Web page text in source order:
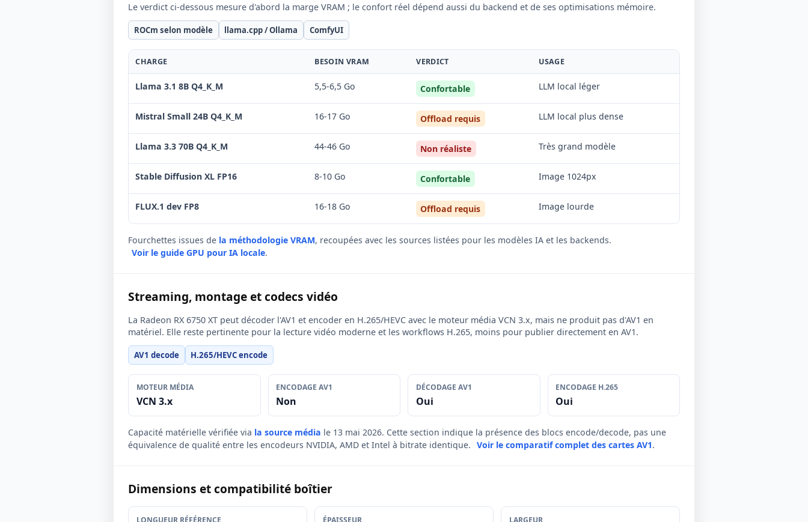
Le verdict ci-dessous mesure d'abord la marge VRAM ; le confort réel dépend aussi du backend et de ses optimisations mémoire.
ROCm selon modèle llama.cpp / Ollama ComfyUI
CHARGE BESOIN VRAM VERDICT USAGE
Llama 3.1 8B Q4_K_M 5,5-6,5 Go Confortable LLM local léger
Mistral Small 24B Q4_K_M 16-17 Go Offload requis LLM local plus dense
Llama 3.3 70B Q4_K_M 44-46 Go Non réaliste Très grand modèle
Stable Diffusion XL FP16 8-10 Go Confortable Image 1024px
FLUX.1 dev FP8 16-18 Go Offload requis Image lourde
Fourchettes issues de la méthodologie VRAM, recoupées avec les sources listées pour les modèles IA et les backends.
Voir le guide GPU pour IA locale.
Streaming, montage et codecs vidéo
La Radeon RX 6750 XT peut décoder l'AV1 et encoder en H.265/HEVC avec le moteur média VCN 3.x, mais ne produit pas d'AV1 en
matériel. Elle reste pertinente pour la lecture vidéo moderne et les workflows H.265, moins pour publier directement en AV1.
AV1 decode H.265/HEVC encode
MOTEUR MÉDIA
VCN 3.x
ENCODAGE AV1
Non
DÉCODAGE AV1
Oui
ENCODAGE H.265
Oui
Capacité matérielle vérifiée via la source média le 13 mai 2026. Cette section indique la présence des blocs encode/decode, pas une
équivalence de qualité entre les encodeurs NVIDIA, AMD et Intel à bitrate identique. Voir le comparatif complet des cartes AV1.
Dimensions et compatibilité boîtier
LONGUEUR RÉFÉRENCE ÉPAISSEUR LARGEUR